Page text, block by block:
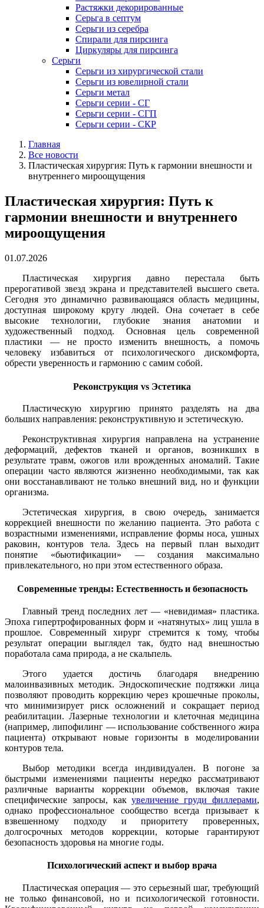
Растяжки декорированные
Серьга в септум
Серьги из серебра
Спирали для пирсинга
Циркуляры для пирсинга
Серьги
Серьги из хирургической стали
Серьги из ювелирной стали
Серьги метал
Серьги серии - СГ
Серьги серии - СГП
Серьги серии - СКР
Главная
Все новости
Пластическая хирургия: Путь к гармонии внешности и
внутреннего мироощущения
Пластическая хирургия: Путь к
гармонии внешности и внутреннего
мироощущения
01.07.2026
Пластическая хирургия давно перестала быть
прерогативой звезд экрана и представителей высшего света.
Сегодня это динамично развивающаяся область медицины,
доступная широкому кругу людей. Она сочетает в себе
высокие технологии, глубокие знания анатомии и
художественный подход. Основная цель современной
пластики — не просто изменить внешность, а помочь
человеку избавиться от психологического дискомфорта,
обрести уверенность и гармонию с самим собой.
Реконструкция vs Эстетика
Пластическую хирургию принято разделять на два
больших направления: реконструктивную и эстетическую.
Реконструктивная хирургия направлена на устранение
деформаций, дефектов тканей и органов, возникших в
результате травм, ожогов или врожденных аномалий. Такие
операции часто являются жизненно необходимыми, так как
они восстанавливают не только внешний вид, но и функции
организма.
Эстетическая хирургия, в свою очередь, занимается
коррекцией внешности по желанию пациента. Это работа с
возрастными изменениями, исправление формы носа, ушных
раковин, контуров тела. Здесь на первый план выходит
понятие «бьютификации» — создания максимально
привлекательного, но при этом естественного образа.
Современные тренды: Естественность и безопасность
Главный тренд последних лет — «невидимая» пластика.
Эпоха гипертрофированных форм и «натянутых» лиц ушла в
прошлое. Современный хирург стремится к тому, чтобы
результат операции выглядел так, будто над внешностью
поработала сама природа, а не скальпель.
Этого удается достичь благодаря внедрению
малоинвазивных методик. Эндоскопические подтяжки лица
позволяют проводить коррекцию через крошечные проколы,
что минимизирует риск осложнений и сокращает период
реабилитации. Лазерные технологии и клеточная медицина
(например, липофилинг — использование собственного жира
пациента) открывают новые горизонты в моделировании
контуров тела.
Выбор методики всегда индивидуален. В погоне за
быстрыми изменениями пациенты нередко рассматривают
различные варианты коррекции объемов, включая такие
специфические запросы, какувеличение груди филлерами,
однако профессиональное сообщество всегда призывает к
взвешенному подходу и приоритету проверенных,
долгосрочных методов коррекции, которые гарантируют
безопасность здоровья на многие годы.
Психологический аспект и выбор врача
Пластическая операция — это серьезный шаг, требующий
не только финансовой, но и психологической готовности.